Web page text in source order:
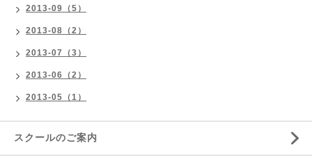
2013-09（5）
2013-08（2）
2013-07（3）
2013-06（2）
2013-05（1）
スクールのご案内